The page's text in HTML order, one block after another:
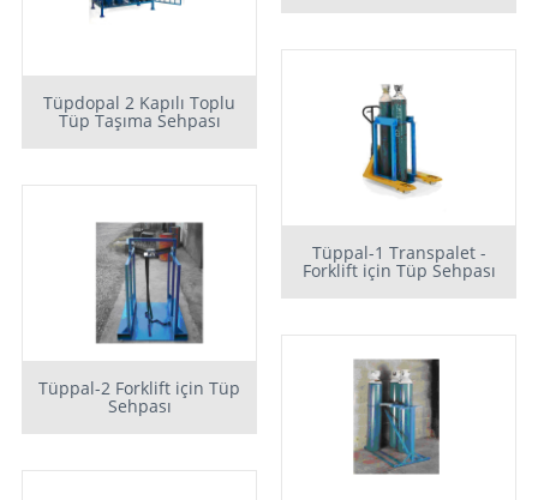
Tüpdopal 2 Kapılı Toplu
Tüp Taşıma Sehpası
Tüppal-1 Transpalet -
Forklift için Tüp Sehpası
Tüppal-2 Forklift için Tüp
Sehpası